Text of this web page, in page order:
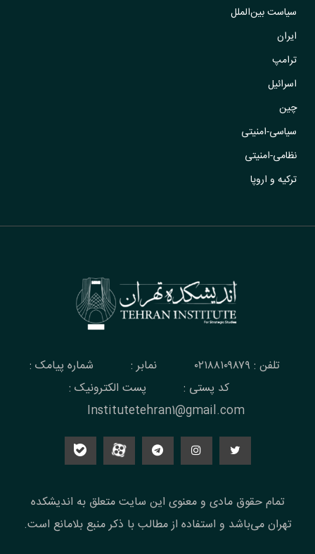
سیاست بین‌الملل
ایران
ترامپ
اسرائیل
چین
سیاسی-امنیتی
نظامی-امنیتی
ترکیه و اروپا
تلفن : ۰۲۱۸۸۱۰۹۸۷۹ نمابر :
شماره پیامک :
کد پستی :
پست الکترونیک :
Institutetehran1@gmail.com
تمام حقوق مادی و معنوی این سایت متعلق به اندیشکده
تهران می‌باشد و استفاده از مطالب با ذکر منبع بلامانع است.